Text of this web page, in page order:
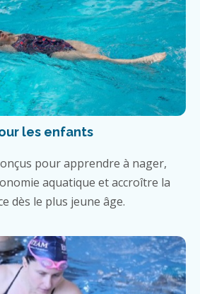
les enfants
pour apprendre à nager,
aquatique et accroître la
dès le plus jeune âge.